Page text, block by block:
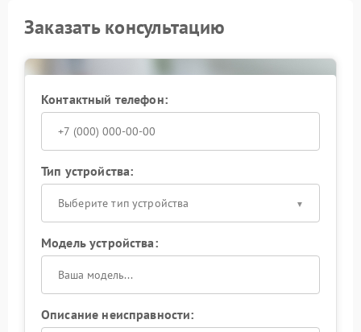
Заказать консультацию
Контактный телефон:
Тип устройства:
Выберите тип устройства
Модель устройства:
Описание неисправности: